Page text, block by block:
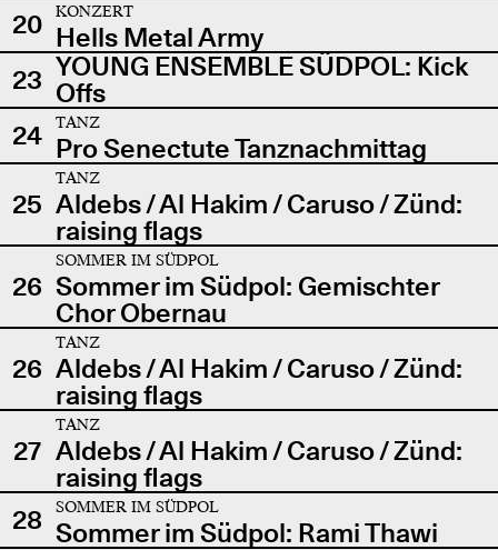
20
KONZERT
Hells Metal Army
23 YOUNG ENSEMBLE SÜDPOL: Kick
Offs
24
TANZ
Pro Senectute Tanznachmittag
25
TANZ
Aldebs / Al Hakim / Caruso / Zünd:
raising flags
26
SOMMER IM SÜDPOL
Sommer im Südpol: Gemischter
Chor Obernau
26
TANZ
Aldebs / Al Hakim / Caruso / Zünd:
raising flags
27
TANZ
Aldebs / Al Hakim / Caruso / Zünd:
raising flags
28
SOMMER IM SÜDPOL
Sommer im Südpol: Rami Thawi